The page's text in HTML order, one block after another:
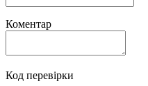
Коментар
Код перевірки